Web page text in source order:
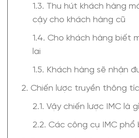
1.3. Thu hút khách hàng
cậy cho khách hàng cũ
1.4. Cho khách hàng biết
lai
1.5. Khách hàng sẽ nhận
2. Chiến lược truyền thông
2.1. Vậy chiến lược IMC là
2.2. Các công cụ IMC phổ